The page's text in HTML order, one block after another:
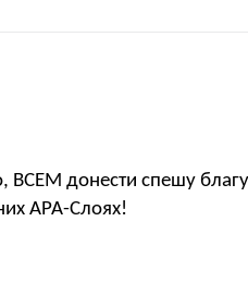
ВСЕМ донести спешу
АРА-Слоях!